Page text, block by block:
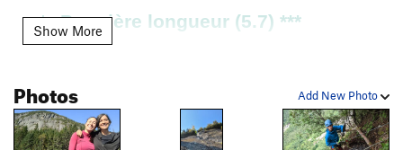
Première longueur (5.7) ***
Deuxième longueur (5.6 ) **
Suivre l’arc qui se dessine vers la droite et poursuivre jusqu’au
Show More
Add New Photo
Photos